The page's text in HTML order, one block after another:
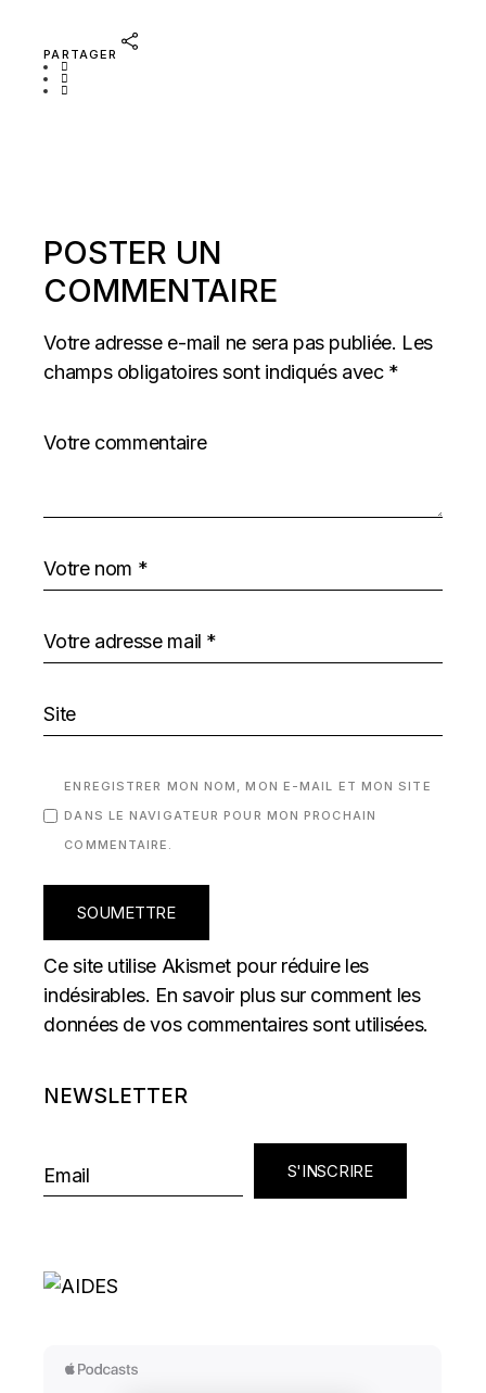
PARTAGER
POSTER UN
COMMENTAIRE
Votre adresse e-mail ne sera pas publiée. Les
champs obligatoires sont indiqués avec *
ENREGISTRER MON NOM, MON E-MAIL ET MON SITE
DANS LE NAVIGATEUR POUR MON PROCHAIN
COMMENTAIRE.
SOUMETTRE
Ce site utilise Akismet pour réduire les
indésirables. En savoir plus sur comment les
données de vos commentaires sont utilisées.
NEWSLETTER
S'INSCRIRE